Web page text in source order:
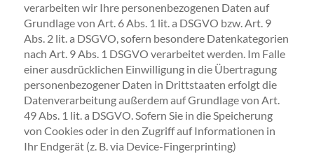
verarbeiten wir Ihre personenbezogenen Daten auf
Grundlage von Art. 6 Abs. 1 lit. a DSGVO bzw. Art. 9
Abs. 2 lit. a DSGVO, sofern besondere Datenkategorien
nach Art. 9 Abs. 1 DSGVO verarbeitet werden. Im Falle
einer ausdrücklichen Einwilligung in die Übertragung
personenbezogener Daten in Drittstaaten erfolgt die
Datenverarbeitung außerdem auf Grundlage von Art.
49 Abs. 1 lit. a DSGVO. Sofern Sie in die Speicherung
von Cookies oder in den Zugriff auf Informationen in
Ihr Endgerät (z. B. via Device-Fingerprinting)